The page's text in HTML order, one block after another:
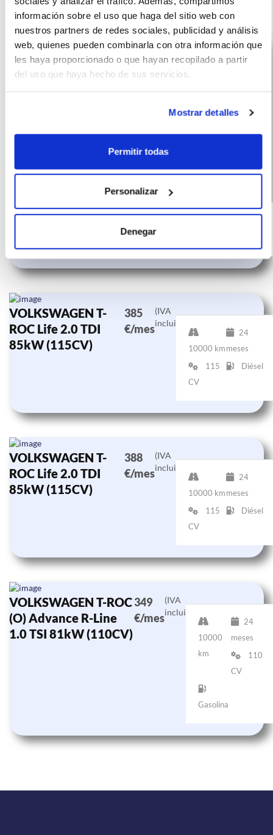
información sobre el uso que haga del sitio web con
nuestros partners de redes sociales, publicidad y análisis
web, quienes pueden combinarla con otra información que
les haya proporcionado o que hayan recopilado a partir
del uso que haya hecho de sus servicios.
Mostrar detalles
Permitir todas
Personalizar
Denegar
ROC
T-Roc
€/mes
(IVA
incluido)
VOLKSWAGEN T-
ROC Life 2.0 TDI
85kW (115CV)
385
€/mes
(IVA
incluido)
10000 km
24
meses
115
CV
Diésel
VOLKSWAGEN T-
ROC Life 2.0 TDI
85kW (115CV)
388
€/mes
(IVA
incluido)
10000 km
24
meses
115
CV
Diésel
VOLKSWAGEN T-ROC
(O) Advance R-Line
1.0 TSI 81kW (110CV)
349
€/mes
(IVA
incluido)
10000
km
24
meses
110
CV
Gasolina